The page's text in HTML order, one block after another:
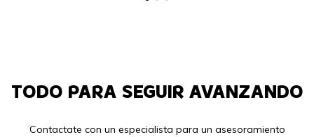
TODO PARA SEGUIR AVANZANDO
Contactate con un especialista para un asesoramiento